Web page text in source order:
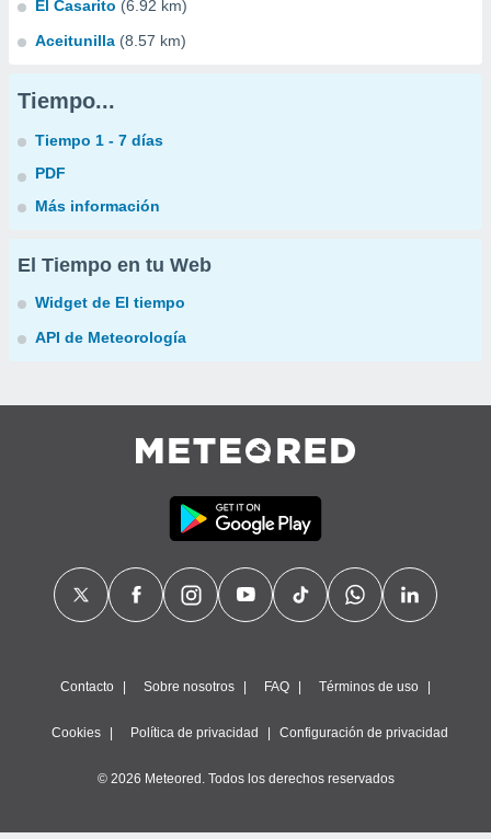
El Casarito (6.92 km)
Aceitunilla (8.57 km)
Tiempo...
Tiempo 1 - 7 días
PDF
Más información
El Tiempo en tu Web
Widget de El tiempo
API de Meteorología
Contacto Sobre nosotros FAQ Términos de uso
Cookies Política de privacidad Configuración de privacidad
© 2026 Meteored. Todos los derechos reservados